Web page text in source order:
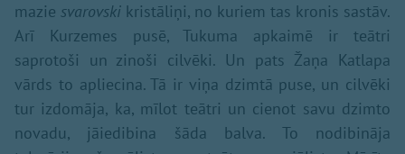
mazie svarovski kristāliņi, no kuriem tas kronis sastāv.
Arī Kurzemes pusē, Tukuma apkaimē ir teātri
saprotoši un zinoši cilvēki. Un pats Žaņa Katlapa
vārds to apliecina. Tā ir viņa dzimtā puse, un cilvēki
tur izdomāja, ka, mīlot teātri un cienot savu dzimto
novadu, jāiedibina šāda balva. To nodibināja